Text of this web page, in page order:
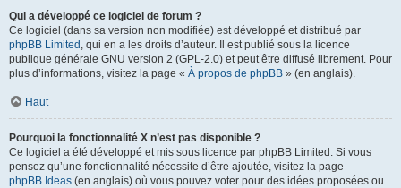
Qui a développé ce logiciel de forum ?
Ce logiciel (dans sa version non modifiée) est développé et distribué par
phpBB Limited , qui en a les droits d’auteur. Il est publié sous la licence
publique générale GNU version 2 (GPL-2.0) et peut être diffusé librement. Pour
plus d’informations, visitez la page « À propos de phpBB » (en anglais).
Haut
Pourquoi la fonctionnalité X n’est pas disponible ?
Ce logiciel a été développé et mis sous licence par phpBB Limited. Si vous
pensez qu’une fonctionnalité nécessite d’être ajoutée, visitez la page
phpBB Ideas (en anglais) où vous pouvez voter pour des idées proposées ou